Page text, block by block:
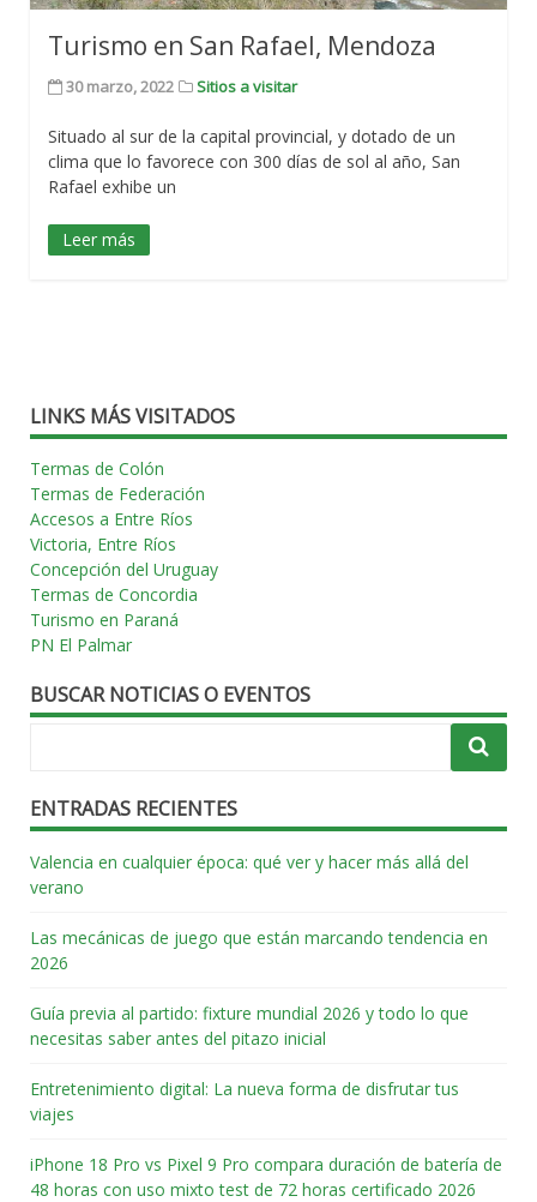
Turismo en San Rafael, Mendoza
30 marzo, 2022 Sitios a visitar
Situado al sur de la capital provincial, y dotado de un
clima que lo favorece con 300 días de sol al año, San
Rafael exhibe un
Leer más
LINKS MÁS VISITADOS
Termas de Colón
Termas de Federación
Accesos a Entre Ríos
Victoria, Entre Ríos
Concepción del Uruguay
Termas de Concordia
Turismo en Paraná
PN El Palmar
BUSCAR NOTICIAS O EVENTOS
ENTRADAS RECIENTES
Valencia en cualquier época: qué ver y hacer más allá del
verano
Las mecánicas de juego que están marcando tendencia en
2026
Guía previa al partido: fixture mundial 2026 y todo lo que
necesitas saber antes del pitazo inicial
Entretenimiento digital: La nueva forma de disfrutar tus
viajes
iPhone 18 Pro vs Pixel 9 Pro compara duración de batería de
48 horas con uso mixto test de 72 horas certificado 2026